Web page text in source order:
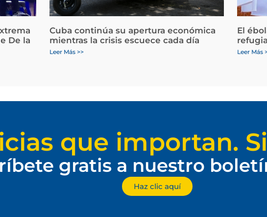
De la
Cuba continúa su apertura económica
mientras la crisis escuece cada día
Leer Más >>
El
Leer Más
que importan.
gratis a nuestro
Haz clic aquí